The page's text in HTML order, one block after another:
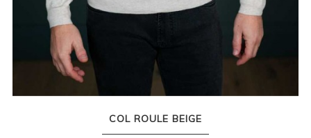
COL ROULE BEIGE